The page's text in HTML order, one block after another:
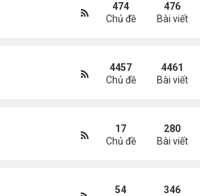
474
Chủ đề
476
Bài viết
4457
Chủ đề
4461
Bài viết
17
Chủ đề
280
Bài viết
54
346